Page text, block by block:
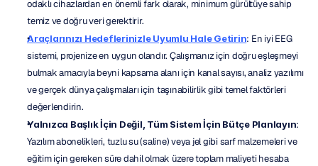
odaklı cihazlardan en önemli fark olarak, minimum gürültüye sahip
temiz ve doğru veri gerektirir.
Araçlarınızı Hedeflerinizle Uyumlu Hale Getirin: En iyi EEG
sistemi, projenize en uygun olandır. Çalışmanız için doğru eşleşmeyi
bulmak amacıyla beyni kapsama alanı için kanal sayısı, analiz yazılımı
ve gerçek dünya çalışmaları için taşınabilirlik gibi temel faktörleri
değerlendirin.
Yalnızca Başlık İçin Değil, Tüm Sistem İçin Bütçe Planlayın:
Yazılım abonelikleri, tuzlu su (saline) veya jel gibi sarf malzemeleri ve
eğitim için gereken süre dahil olmak üzere toplam maliyeti hesaba